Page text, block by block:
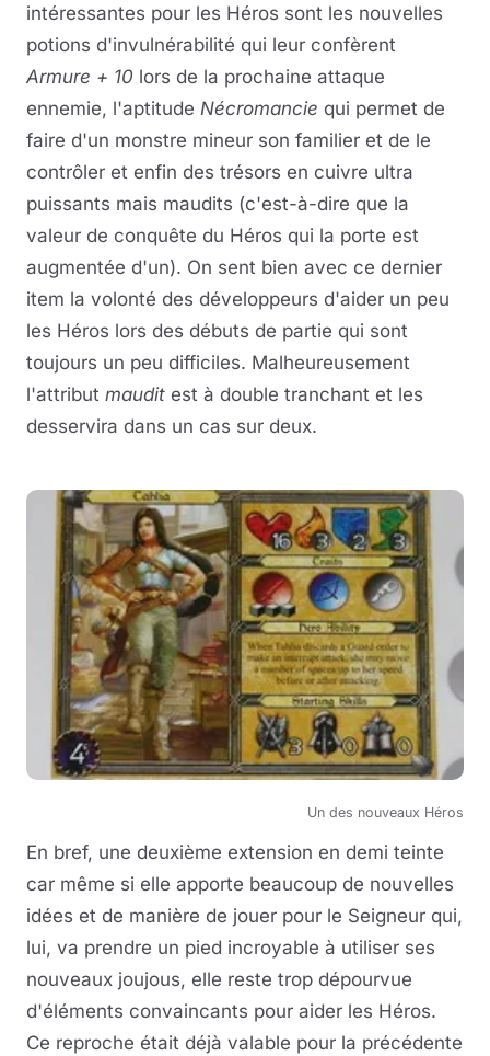
intéressantes pour les Héros sont les nouvelles
potions d'invulnérabilité qui leur confèrent
Armure + 10 lors de la prochaine attaque
ennemie, l'aptitude Nécromancie qui permet de
faire d'un monstre mineur son familier et de le
contrôler et enfin des trésors en cuivre ultra
puissants mais maudits (c'est-à-dire que la
valeur de conquête du Héros qui la porte est
augmentée d'un). On sent bien avec ce dernier
item la volonté des développeurs d'aider un peu
les Héros lors des débuts de partie qui sont
toujours un peu difficiles. Malheureusement
l'attribut maudit est à double tranchant et les
desservira dans un cas sur deux.
Un des nouveaux Héros
En bref, une deuxième extension en demi teinte
car même si elle apporte beaucoup de nouvelles
idées et de manière de jouer pour le Seigneur qui,
lui, va prendre un pied incroyable à utiliser ses
nouveaux joujous, elle reste trop dépourvue
d'éléments convaincants pour aider les Héros.
Ce reproche était déjà valable pour la précédente